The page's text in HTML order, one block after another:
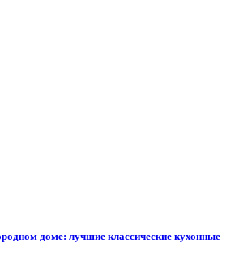
доме: лучшие классические кухонные